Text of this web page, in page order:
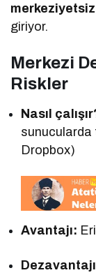
giriyor.
Merkezi
Riskler
Nasıl
sunucularda
Dropbox)
Avantajı: